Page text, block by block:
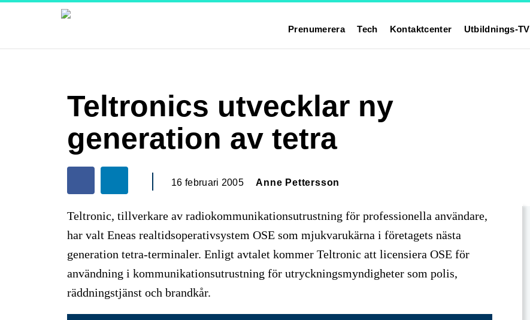
Prenumerera Tech Kontaktcenter Utbildnings-TV
Teltronics utvecklar ny
generation av tetra
16 februari 2005 Anne Pettersson
Teltronic, tillverkare av radiokommunikationsutrustning för professionella användare,
har valt Eneas realtidsoperativsystem OSE som mjukvarukärna i företagets nästa
generation tetra-terminaler. Enligt avtalet kommer Teltronic att licensiera OSE för
användning i kommunikationsutrustning för utryckningsmyndigheter som polis,
räddningstjänst och brandkår.